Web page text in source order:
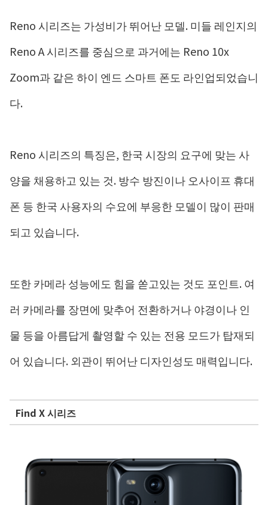
Reno 시리즈는 가성비가 뛰어난 모델. 미들 레인지의
Reno A 시리즈를 중심으로 과거에는 Reno 10x
Zoom과 같은 하이 엔드 스마트 폰도 라인업되었습니
다.
Reno 시리즈의 특징은, 한국 시장의 요구에 맞는 사
양을 채용하고 있는 것. 방수 방진이나 오사이프 휴대
폰 등 한국 사용자의 수요에 부응한 모델이 많이 판매
되고 있습니다.
또한 카메라 성능에도 힘을 쏟고있는 것도 포인트. 여
러 카메라를 장면에 맞추어 전환하거나 야경이나 인
물 등을 아름답게 촬영할 수 있는 전용 모드가 탑재되
어 있습니다. 외관이 뛰어난 디자인성도 매력입니다.
Find X 시리즈